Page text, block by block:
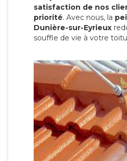
satisfaction de nos
priorité. Avec nous, la
Dunière-sur-Eyrieux
souffle de vie à votre